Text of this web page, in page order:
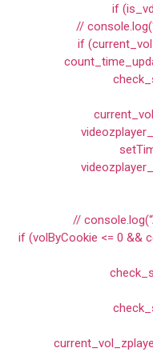
if
//
if
//
if (volByCookie <= 0 &&